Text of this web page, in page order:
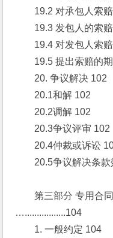
19.2 对承包人索赔
19.3 发包人的索赔
19.4 对发包人索赔
19.5 提出索赔的期
20. 争议解决 102
20.1和解 102
20.2调解 102
20.3争议评审 102
20.4仲裁或诉讼
20.5争议解决条款
第三部分 专用
….................104
1. 一般约定 104